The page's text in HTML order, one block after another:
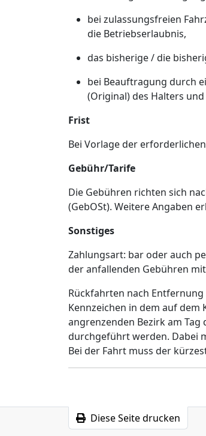
bei zulassungsfreien
die Betriebserlaubnis,
das bisherige / die
bei Beauftragung durch
(Original) des Halters
Frist
Bei Vorlage der
Gebühr/Tarife
Die Gebühren richten sich
(GebOSt). Weitere Angaben
Sonstiges
Zahlungsart: bar oder auch
der anfallenden Gebühren
Rückfahrten nach
Kennzeichen in dem auf dem
angrenzenden Bezirk am
durchgeführt werden. Dabei
Bei der Fahrt muss der
Diese Seite drucken